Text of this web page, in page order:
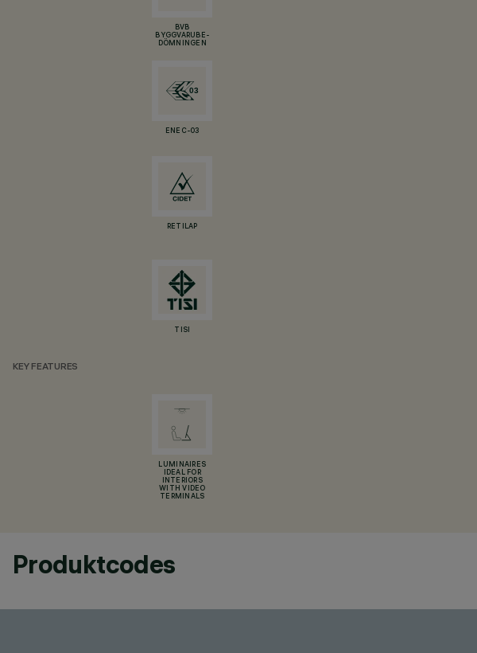
BVB
BYGGVARUBE-
DÖMNINGEN
ENEC-03
RETILAP
TISI
KEY FEATURES
LUMINAIRES
IDEAL FOR
INTERIORS
WITH VIDEO
TERMINALS
Produktcodes